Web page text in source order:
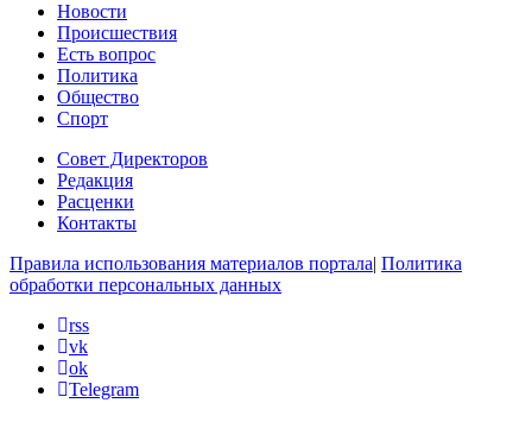
Новости
Происшествия
Есть вопрос
Политика
Общество
Спорт
Совет Директоров
Редакция
Расценки
Контакты
Правила использования материалов портала| Политика
обработки персональных данных
rss
vk
ok
Telegram